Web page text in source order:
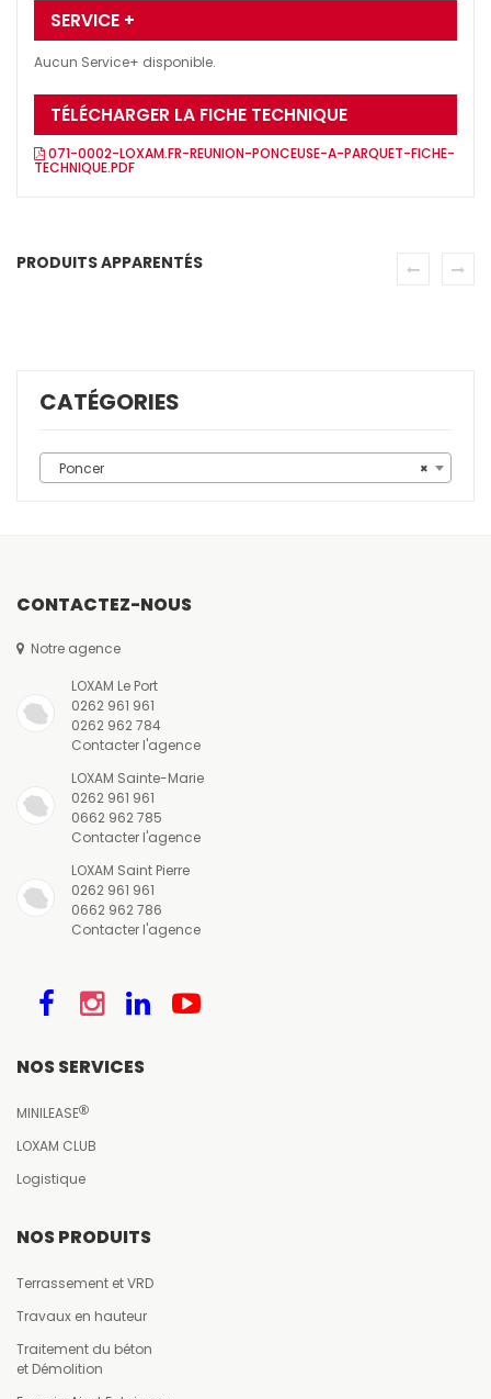
SERVICE +
Aucun Service+ disponible.
TÉLÉCHARGER LA FICHE TECHNIQUE
071-0002-LOXAM.FR-REUNION-PONCEUSE-A-PARQUET-FICHE-
TECHNIQUE.PDF
PRODUITS APPARENTÉS
CATÉGORIES
×
Poncer
CONTACTEZ-NOUS
Notre agence
LOXAM Le Port
0262 961 961
0262 962 784
Contacter l'agence
LOXAM Sainte-Marie
0262 961 961
0662 962 785
Contacter l'agence
LOXAM Saint Pierre
0262 961 961
0662 962 786
Contacter l'agence
NOS SERVICES
MINILEASE
LOXAM CLUB
Logistique
NOS PRODUITS
Terrassement et VRD
Travaux en hauteur
Traitement du béton
et Démolition